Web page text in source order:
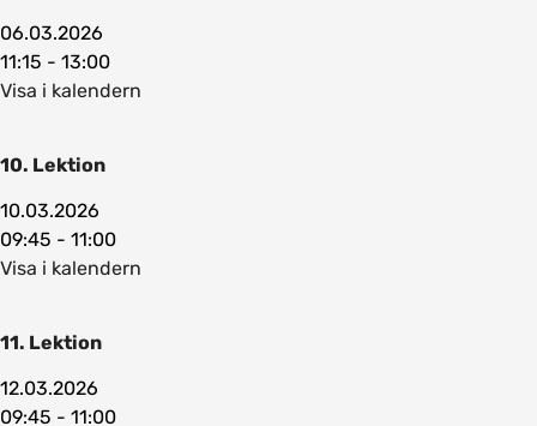
06.03.2026
11:15 - 13:00
Visa i kalendern
10. Lektion
10.03.2026
09:45 - 11:00
Visa i kalendern
11. Lektion
12.03.2026
09:45 - 11:00